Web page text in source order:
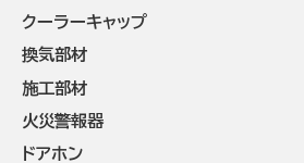
クーラーキャップ
換気部材
施工部材
火災警報器
ドアホン